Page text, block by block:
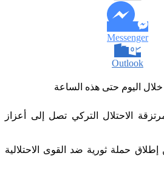
Messenger
Outlook
اليوم حتى هذه الساعة
من 15 جثة لمرتزقة الاحتلال التركي تصل إلى أعزاز
إطلاق حملة ثورية ضد القوى الاحتلالية